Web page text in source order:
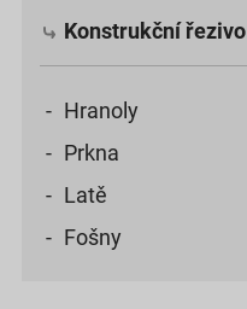
Konstrukční řezivo
Hranoly
Prkna
Latě
Fošny